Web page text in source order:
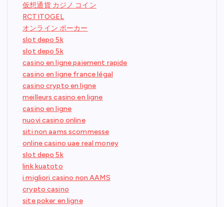
仮想通貨 カジノ コイン
RCTITOGEL
オンライン ポーカー
slot depo 5k
slot depo 5k
casino en ligne paiement rapide
casino en ligne france légal
casino crypto en ligne
meilleurs casino en ligne
casino en ligne
nuovi casino online
siti non aams scommesse
online casino uae real money
slot depo 5k
link kuatoto
i migliori casino non AAMS
crypto casino
site poker en ligne